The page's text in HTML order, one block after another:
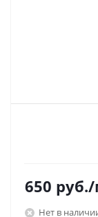
650 руб./
Нет в